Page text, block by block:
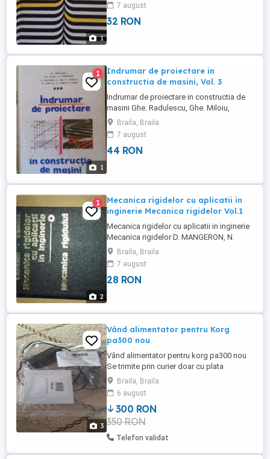
1
7 august
32 RON
1
1
Indrumar de proiectare in
constructia de masini, Vol. 3
Indrumar de proiectare in constructia de
masini Ghe. Radulescu, Ghe. Miloiu,
Gheorghiu Nicolae, etc. Editura Tehnica
1986 Exclusiov Braila
Braila, Braila
7 august
44 RON
2
1
Mecanica rigidelor cu aplicatii in
inginerie Mecanica rigidelor Vol.1
Mecanica rigidelor cu aplicatii in inginerie
Mecanica rigidelor D. MANGERON, N.
IRIMICIUC Editura tehnica Exclusiv Braila
Braila, Braila
7 august
28 RON
3
Vând alimentator pentru Korg
pa300 nou
Vând alimentator pentru korg pa300 nou
Se trimite prin curier doar cu plata
transportului în avans Preț 300 lei fix
Braila, Braila
6 august
300 RON
350 RON
Telefon validat